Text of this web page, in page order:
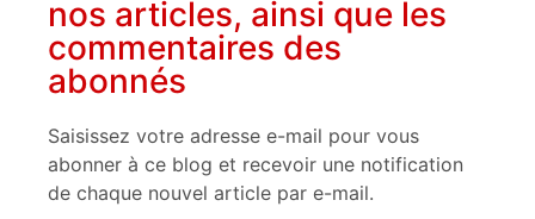
nos articles, ainsi que les
commentaires des
abonnés
Saisissez votre adresse e-mail pour vous
abonner à ce blog et recevoir une notification
de chaque nouvel article par e-mail.